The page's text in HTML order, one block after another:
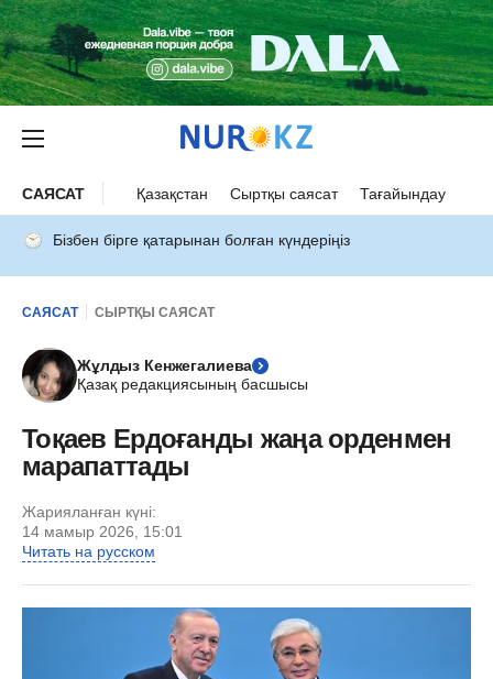
САЯСАТ Қазақстан Сыртқы саясат Тағайындау
Бізбен бірге қатарынан болған күндеріңіз
САЯСАТ СЫРТҚЫ САЯСАТ
Жұлдыз Кенжегалиева
Қазақ редакциясының басшысы
Тоқаев Ердоғанды жаңа орденмен
марапаттады
Жарияланған күні:
14 мамыр 2026, 15:01
Читать на русском